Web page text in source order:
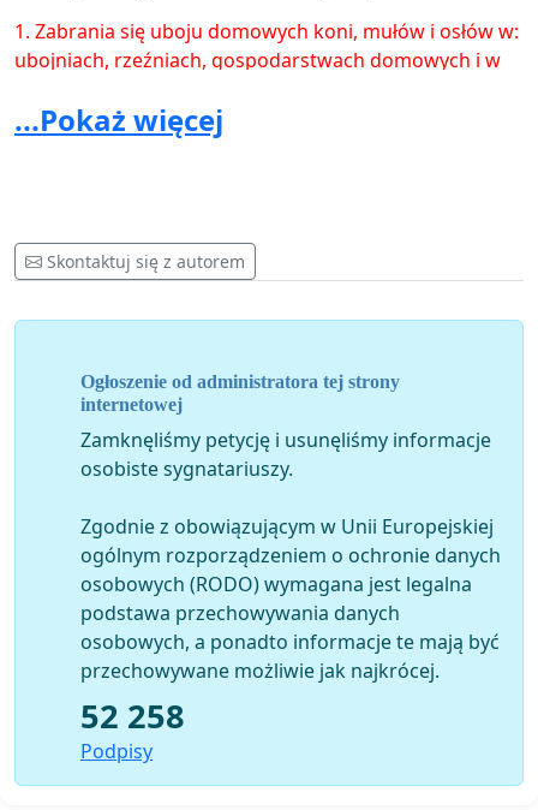
1. Zabrania się uboju domowych koni, mułów i osłów w:
ubojniach, rzeźniach, gospodarstwach domowych i w
mają prawo rosnąć zgodnie z rytmem i warunkami
życia właściwymi dla swego gatunku.
Rzeczpospolitej Polskiej.
potwierdzona orzeczeniem organów inspekcji
zwierzęta są uśmiercanepoprzez poddanie ich
zabiegowi uśpienia i w następstwie utylizacji zwłok.
Polska duma narodowa – koń
Historia Polski była koniem pisana. Nikogo nie trzeba
przekonywać o zasługach tego niezwykłego zwierzęcia.
Nie byłoby niezwyciężonej husarii bez koni. Piłsudski nie
zatrzymałby fali bolszewików, gdyby nie ułani walczący
o Polskę na koniach… Nasi przodkowie nie mieliby
dostatecznie dużo chleba, gdyby nie konie orzące
ziemię. Sól i węgiel – tak ważne dla naszych pradziadów
– pomagały wydobywać zwiezione głęboko w dół sztolni
konie. Dzisiaj konie to głównie terapeuci pomagający
...Pokaż więcej
Skontaktuj się z autorem
Ogłoszenie od administratora tej strony
internetowej
Zamknęliśmy petycję i usunęliśmy informacje
osobiste sygnatariuszy.
Zgodnie z obowiązującym w Unii Europejskiej
ogólnym rozporządzeniem o ochronie danych
osobowych (RODO) wymagana jest legalna
podstawa przechowywania danych
osobowych, a ponadto informacje te mają być
przechowywane możliwie jak najkrócej.
52 258
Podpisy